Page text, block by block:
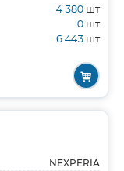
4 380 шт
0 шт
6 443 шт
NEXPERIA